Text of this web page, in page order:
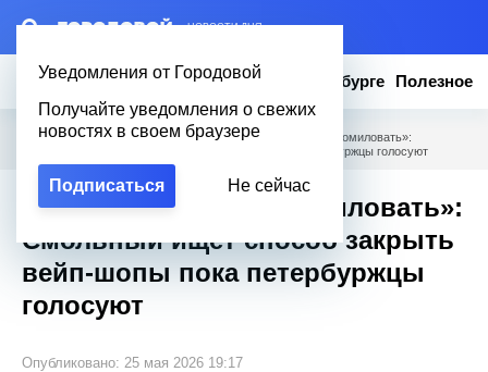
– НОВОСТИ ДНЯ
Уведомления от Городовой
Получайте уведомления о свежих
новостях в своем браузере
Подписаться Не сейчас
Новости Эксклюзив Вопросы о Петербурге Полезное
Городовой Новости Петербурга / «Запретить нельзя помиловать»:
Смольный ищет способ закрыть вейп-шопы пока петербуржцы голосуют
«Запретить нельзя помиловать»:
Смольный ищет способ закрыть
вейп-шопы пока петербуржцы
голосуют
Опубликовано: 25 мая 2026 19:17